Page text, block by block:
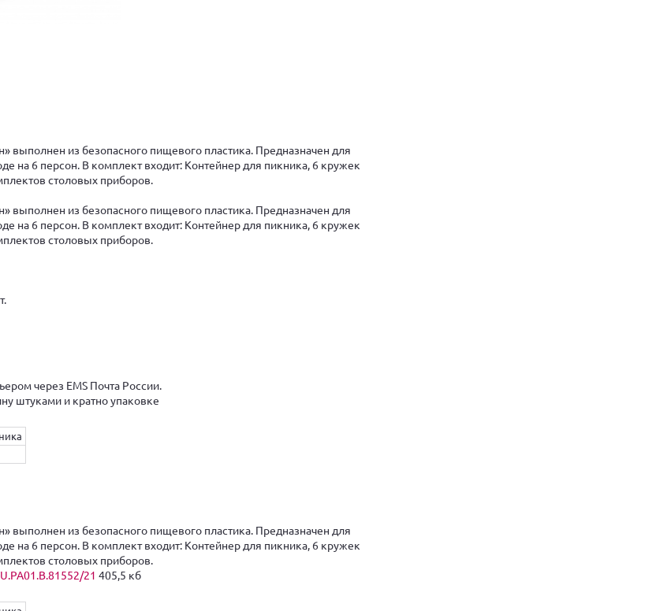
выполнен из безопасного пищевого пластика. Предназначен для
на 6 персон. В комплект входит: Контейнер для пикника, 6 кружек
столовых приборов.
выполнен из безопасного пищевого пластика. Предназначен для
на 6 персон. В комплект входит: Контейнер для пикника, 6 кружек
столовых приборов.
через EMS Почта России.
штуками и кратно упаковке
выполнен из безопасного пищевого пластика. Предназначен для
на 6 персон. В комплект входит: Контейнер для пикника, 6 кружек
столовых приборов.
21 405,5 кб